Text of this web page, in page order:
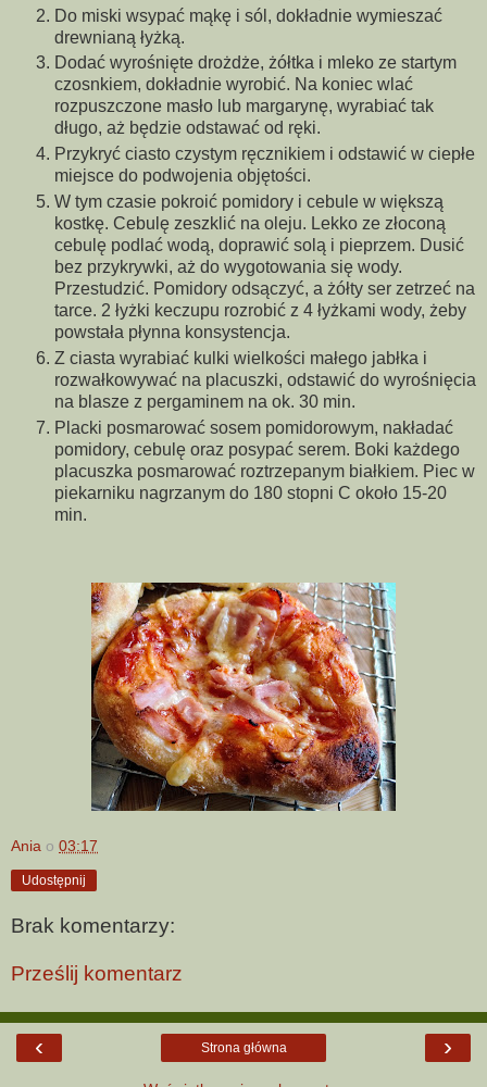
Do miski wsypać mąkę i sól, dokładnie wymieszać
drewnianą łyżką.
Dodać wyrośnięte drożdże, żółtka i mleko ze startym
czosnkiem, dokładnie wyrobić. Na koniec wlać
rozpuszczone masło lub margarynę, wyrabiać tak
długo, aż będzie odstawać od ręki.
Przykryć ciasto czystym ręcznikiem i odstawić w ciepłe
miejsce do podwojenia objętości.
W tym czasie pokroić pomidory i cebule w większą
kostkę. Cebulę zeszklić na oleju. Lekko ze złoconą
cebulę podlać wodą, doprawić solą i pieprzem. Dusić
bez przykrywki, aż do wygotowania się wody.
Przestudzić. Pomidory odsączyć, a żółty ser zetrzeć na
tarce. 2 łyżki keczupu rozrobić z 4 łyżkami wody, żeby
powstała płynna konsystencja.
Z ciasta wyrabiać kulki wielkości małego jabłka i
rozwałkowywać na placuszki, odstawić do wyrośnięcia
na blasze z pergaminem na ok. 30 min.
Placki posmarować sosem pomidorowym, nakładać
pomidory, cebulę oraz posypać serem. Boki każdego
placuszka posmarować roztrzepanym białkiem. Piec w
piekarniku nagrzanym do 180 stopni C około 15-20
min.
Ania o 03:17
Udostępnij
Brak komentarzy:
Prześlij komentarz
‹ ›
Strona główna